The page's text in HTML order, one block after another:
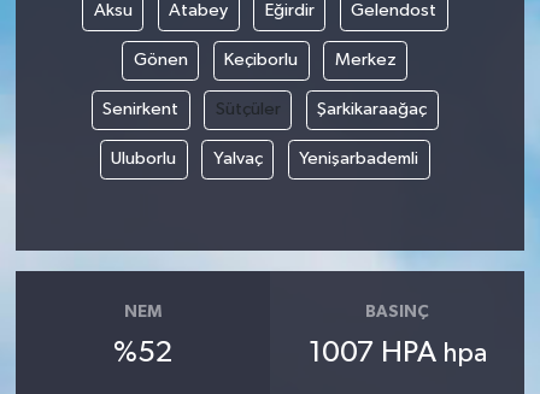
Aksu Atabey Eğirdir Gelendost
Gönen Keçiborlu Merkez
Senirkent Sütçüler Şarkikaraağaç
Uluborlu Yalvaç Yenişarbademli
NEM
%52
BASINÇ
1007 HPA hpa